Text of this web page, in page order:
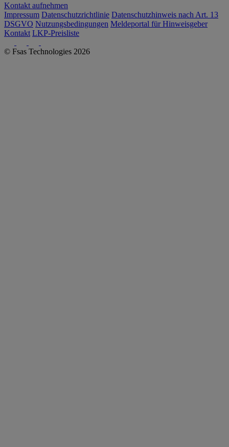
Kontakt aufnehmen
Impressum Datenschutzrichtlinie Datenschutzhinweis nach Art. 13
DSGVO Nutzungsbedingungen Meldeportal für Hinweisgeber
Kontakt LKP-Preisliste
© Fsas Technologies 2026